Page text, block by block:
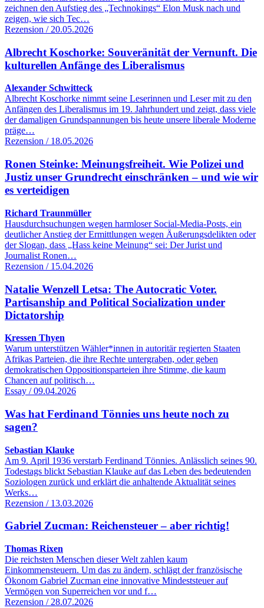
zeichnen den Aufstieg des „Technokings“ Elon Musk nach und
zeigen, wie sich Tec…
Rezension / 20.05.2026
Albrecht Koschorke: Souveränität der Vernunft. Die
kulturellen Anfänge des Liberalismus
Alexander Schwitteck
Albrecht Koschorke nimmt seine Leserinnen und Leser mit zu den
Anfängen des Liberalismus im 19. Jahrhundert und zeigt, dass viele
der damaligen Grundspannungen bis heute unsere liberale Moderne
präge…
Rezension / 18.05.2026
Ronen Steinke: Meinungsfreiheit. Wie Polizei und
Justiz unser Grundrecht einschränken – und wie wir
es verteidigen
Richard Traunmüller
Hausdurchsuchungen wegen harmloser Social-Media-Posts, ein
deutlicher Anstieg der Ermittlungen wegen Äußerungsdelikten oder
der Slogan, dass „Hass keine Meinung“ sei: Der Jurist und
Journalist Ronen…
Rezension / 15.04.2026
Natalie Wenzell Letsa: The Autocratic Voter.
Partisanship and Political Socialization under
Dictatorship
Kressen Thyen
Warum unterstützen Wähler*innen in autoritär regierten Staaten
Afrikas Parteien, die ihre Rechte untergraben, oder geben
demokratischen Oppositionsparteien ihre Stimme, die kaum
Chancen auf politisch…
Essay / 09.04.2026
Was hat Ferdinand Tönnies uns heute noch zu
sagen?
Sebastian Klauke
Am 9. April 1936 verstarb Ferdinand Tönnies. Anlässlich seines 90.
Todestags blickt Sebastian Klauke auf das Leben des bedeutenden
Soziologen zurück und erklärt die anhaltende Aktualität seines
Werks…
Rezension / 13.03.2026
Gabriel Zucman: Reichensteuer – aber richtig!
Thomas Rixen
Die reichsten Menschen dieser Welt zahlen kaum
Einkommensteuern. Um das zu ändern, schlägt der französische
Ökonom Gabriel Zucman eine innovative Mindeststeuer auf
Vermögen von Superreichen vor und f…
Rezension / 28.07.2026